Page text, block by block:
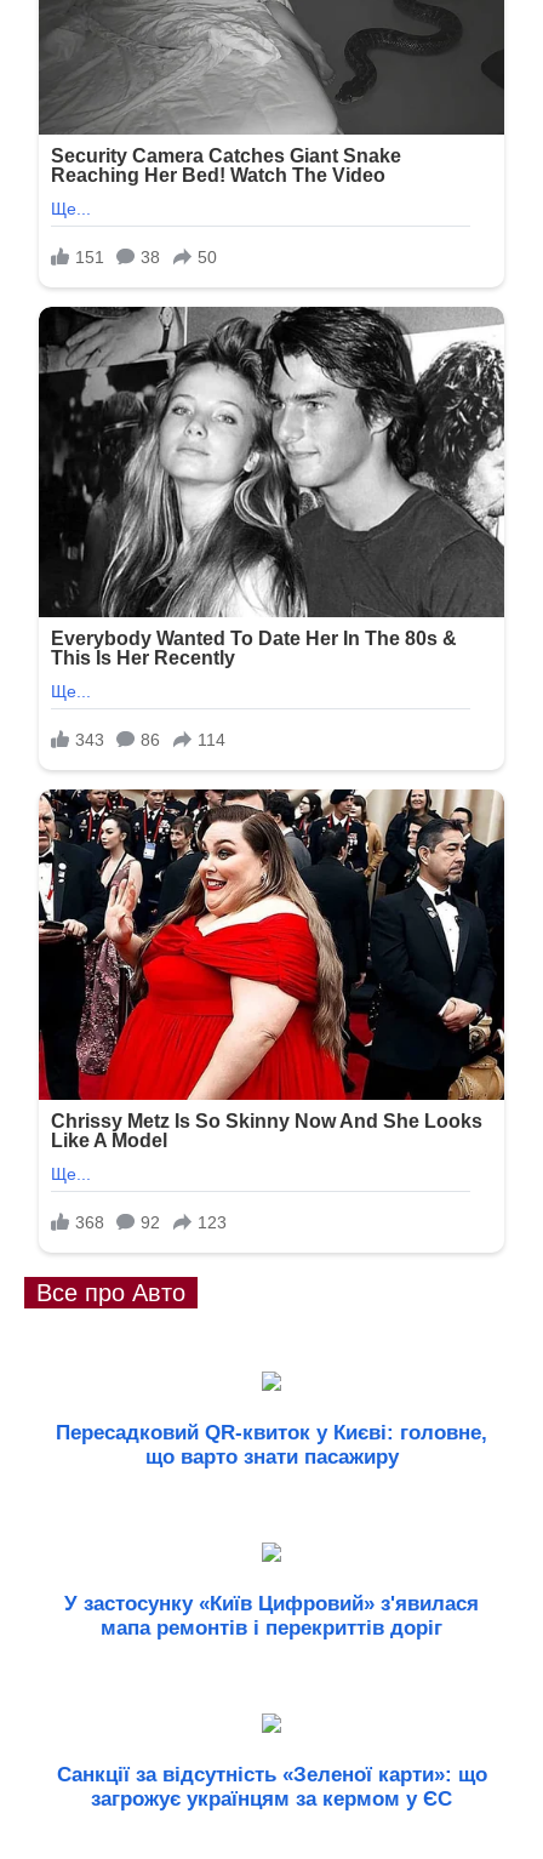
Все про Авто
Пересадковий QR-квиток у Києві: головне,
що варто знати пасажиру
У застосунку «Київ Цифровий» з'явилася
мапа ремонтів і перекриттів доріг
Санкції за відсутність «Зеленої карти»: що
загрожує українцям за кермом у ЄС